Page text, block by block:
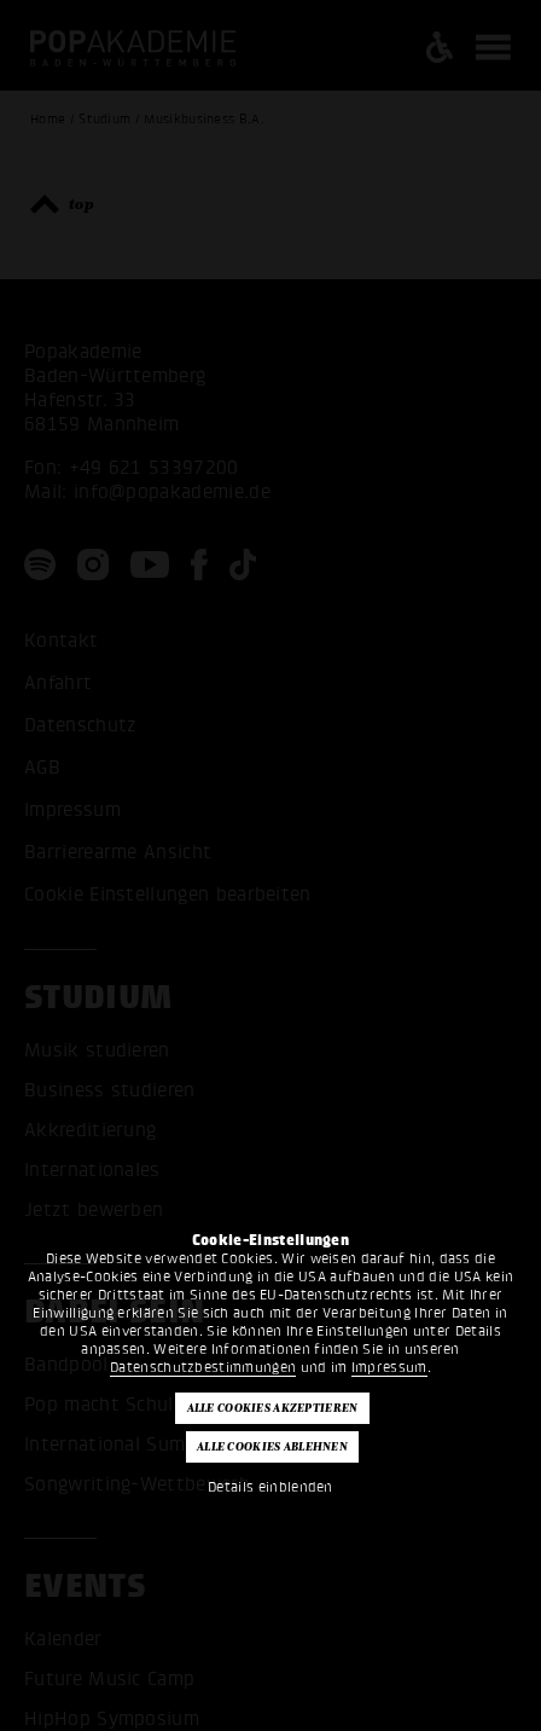
Cookie-Einstellungen
Diese Website verwendet Cookies. Wir weisen darauf hin, dass die
Analyse-Cookies eine Verbindung in die USA aufbauen und die USA kein
sicherer Drittstaat im Sinne des EU-Datenschutzrechts ist. Mit Ihrer
Einwilligung erklären Sie sich auch mit der Verarbeitung Ihrer Daten in
den USA einverstanden. Sie können Ihre Einstellungen unter Details
anpassen. Weitere Informationen finden Sie in unseren
Datenschutzbestimmungen und im Impressum .
Details einblenden
Home / Studium / Musikbusiness B.A.
top
Popakademie
Baden-Württemberg
Hafenstr. 33
68159 Mannheim
Fon:
+49 621 53397200
Mail:
info@popakademie.de
Kontakt
Anfahrt
Datenschutz
AGB
Impressum
Barrierearme Ansicht
Cookie Einstellungen bearbeiten
STUDIUM
Musik studieren
Business studieren
Akkreditierung
Internationales
Jetzt bewerben
DABEI SEIN
Bandpool
Pop macht Schule
International Summer Camp
Songwriting-Wettbewerb
EVENTS
Kalender
Future Music Camp
HipHop Symposium